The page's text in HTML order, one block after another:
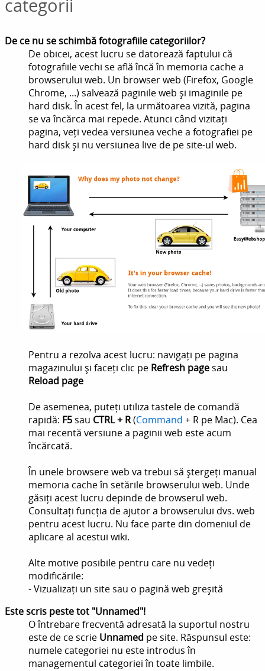
categorii
De ce nu se schimbă fotografiile categoriilor?
De obicei, acest lucru se datorează faptului că
fotografiile vechi se află încă în memoria cache a
browserului web. Un browser web (Firefox, Google
Chrome, ...) salvează paginile web și imaginile pe
hard disk. În acest fel, la următoarea vizită, pagina
se va încărca mai repede. Atunci când vizitați
pagina, veți vedea versiunea veche a fotografiei pe
hard disk și nu versiunea live de pe site-ul web.
Pentru a rezolva acest lucru: navigați pe pagina
magazinului și faceți clic pe Refresh pagesau
Reload page
De asemenea, puteți utiliza tastele de comandă
rapidă: F5sau CTRL + R(Command + R pe Mac). Cea
mai recentă versiune a paginii web este acum
încărcată.
În unele browsere web va trebui să ștergeți manual
memoria cache în setările browserului web. Unde
găsiți acest lucru depinde de browserul web.
Consultați funcția de ajutor a browserului dvs. web
pentru acest lucru. Nu face parte din domeniul de
aplicare al acestui wiki.
Alte motive posibile pentru care nu vedeți
modificările:
- Vizualizați un site sau o pagină web greșită
Este scris peste tot "Unnamed"!
O întrebare frecventă adresată la suportul nostru
este de ce scrie Unnamed pe site. Răspunsul este:
numele categoriei nu este introdus în
managementul categoriei în toate limbile.